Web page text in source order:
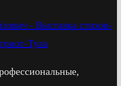
- Выставка стихов-
Тула